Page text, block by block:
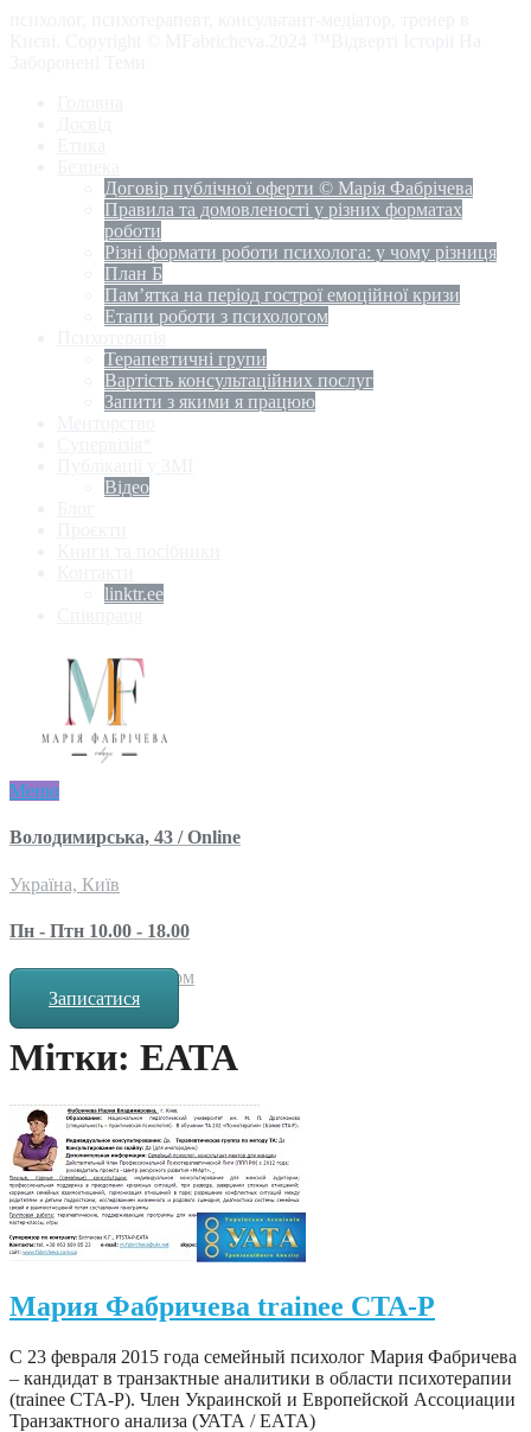
Договір публічної оферти © Марія Фабрічева
Правила та домовленості у різних форматах
роботи
Різні формати роботи психолога: у чому різниця
План Б
Пам’ятка на період гострої емоційної кризи
Етапи роботи з психологом
Терапевтичні групи
Вартість консультаційних послуг
Запити з якими я працюю
Відео
linktr.ee
Меню
Володимирська, 43 / Online
Україна, Київ
Пн - Птн 10.00 - 18.00
за попереднім записом
Записатися
Мітки: ЕАТА
Мария Фабричева trainee CTA-P
С 23 февраля 2015 года семейный психолог Мария Фабричева
– кандидат в транзактные аналитики в области психотерапии
(trainee CTA-P). Член Украинской и Европейской Ассоциации
Транзактного анализа (УАТА / ЕАТА)